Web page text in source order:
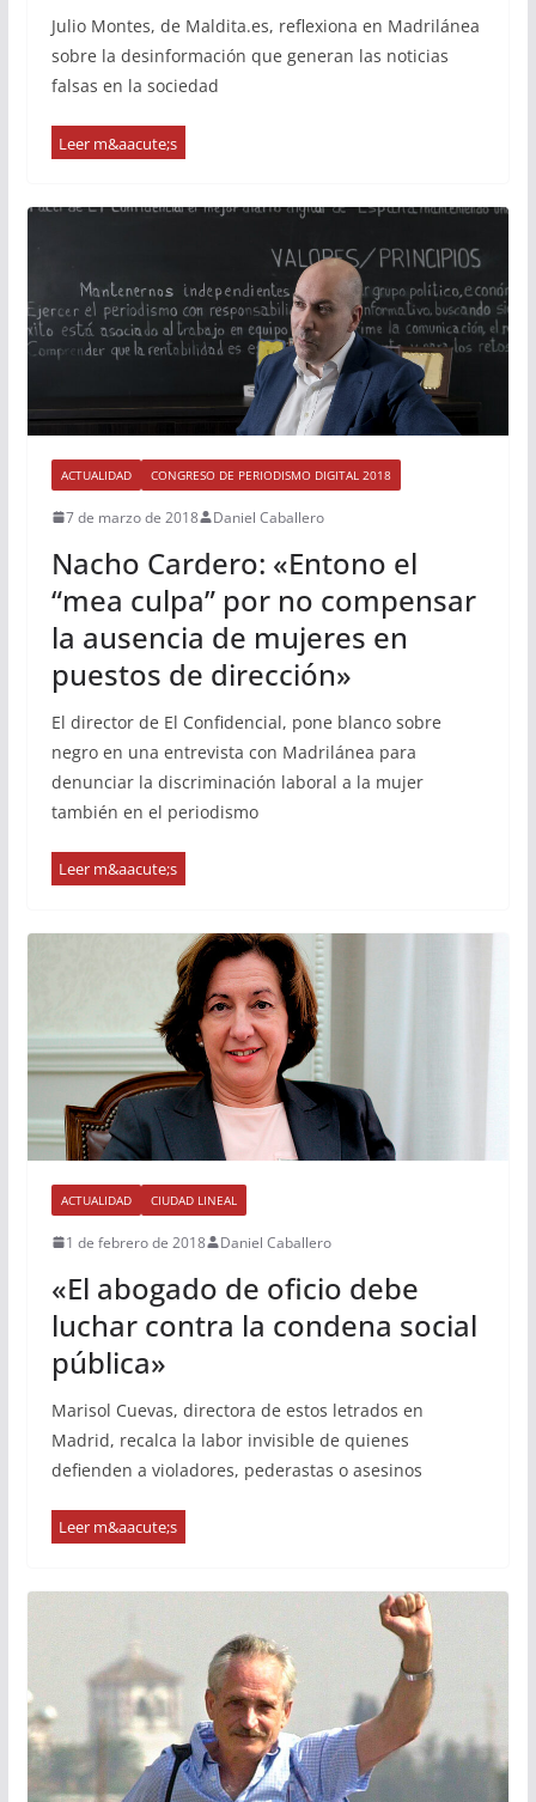
Julio Montes, de Maldita.es, reflexiona en Madrilánea
sobre la desinformación que generan las noticias
falsas en la sociedad
ACTUALIDAD CONGRESO DE PERIODISMO DIGITAL 2018
7 de marzo de 2018 Daniel Caballero
Nacho Cardero: «Entono el
“mea culpa” por no compensar
la ausencia de mujeres en
puestos de dirección»
El director de El Confidencial, pone blanco sobre
negro en una entrevista con Madrilánea para
denunciar la discriminación laboral a la mujer
también en el periodismo
ACTUALIDAD CIUDAD LINEAL
1 de febrero de 2018 Daniel Caballero
«El abogado de oficio debe
luchar contra la condena social
pública»
Marisol Cuevas, directora de estos letrados en
Madrid, recalca la labor invisible de quienes
defienden a violadores, pederastas o asesinos